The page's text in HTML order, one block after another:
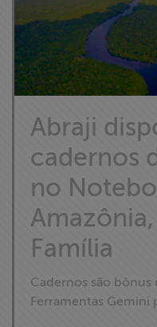
Abraji
cadernos
no
Família
Cadernos são
Ferramentas Gemini